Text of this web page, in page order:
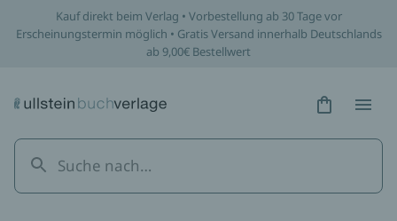
Kauf direkt beim Verlag • Vorbestellung ab 30 Tage vor
Erscheinungstermin möglich • Gratis Versand innerhalb Deutschlands
ab 9,00€ Bestellwert
Hidden